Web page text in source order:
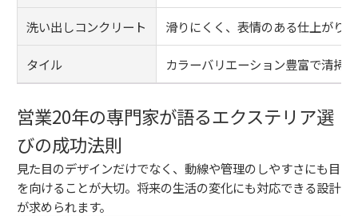
洗い出しコンクリート 滑りにくく、表情のある仕上がり
タイル カラーバリエーション豊富で清掃
営業20年の専門家が語るエクステリア選
びの成功法則
見た目のデザインだけでなく、動線や管理のしやすさにも目
を向けることが大切。将来の生活の変化にも対応できる設計
が求められます。